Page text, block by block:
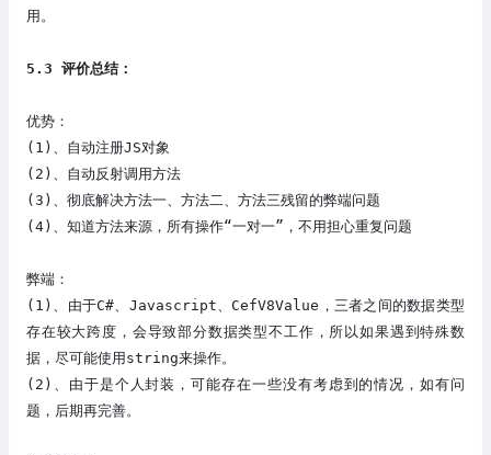
用。
5 .3 评价总结：
优势：
(1) 、 自动注册JS对象
(2) 、 自动反射调用方法
(3) 、彻底解决方法一、方法二、方法三残留的弊端问题
(4) 、知道方法来源，所有操作“一对一”，不用担心重复问题
弊端：
(1) 、 由于C#、Javascript、CefV8Value，三者之间的数据类型
存在较大跨度，会导致部分数据类型不工作，所以如果遇到特殊数
据，尽可能使用string来操作。
(2) 、由于是个人封装，可能存在一些没有考虑到的情况，如有问
题，后期再完善。